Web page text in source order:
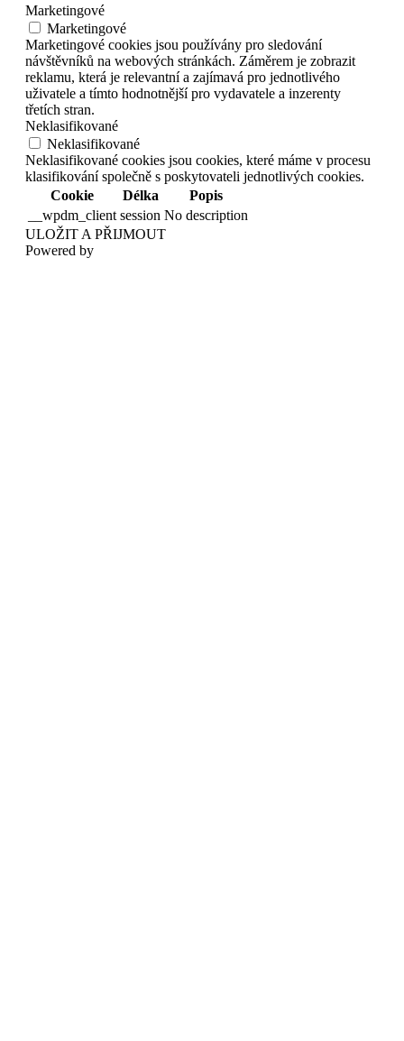
Marketingové
Marketingové
Marketingové cookies jsou používány pro sledování
návštěvníků na webových stránkách. Záměrem je zobrazit
reklamu, která je relevantní a zajímavá pro jednotlivého
uživatele a tímto hodnotnější pro vydavatele a inzerenty
třetích stran.
Neklasifikované
Neklasifikované
Neklasifikované cookies jsou cookies, které máme v procesu
klasifikování společně s poskytovateli jednotlivých cookies.
Cookie
Délka
Popis
__wpdm_client session No description
ULOŽIT A PŘIJMOUT
Powered by